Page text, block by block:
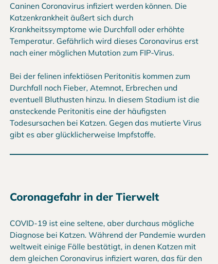
Caninen Coronavirus infiziert werden können. Die
Katzenkrankheit äußert sich durch
Krankheitssymptome wie Durchfall oder erhöhte
Temperatur. Gefährlich wird dieses Coronavirus erst
nach einer möglichen Mutation zum FIP-Virus.
Bei der felinen infektiösen Peritonitis kommen zum
Durchfall noch Fieber, Atemnot, Erbrechen und
eventuell Bluthusten hinzu. In diesem Stadium ist die
ansteckende Peritonitis eine der häufigsten
Todesursachen bei Katzen. Gegen das mutierte Virus
gibt es aber glücklicherweise Impfstoffe.
Coronagefahr in der Tierwelt
COVID-19 ist eine seltene, aber durchaus mögliche
Diagnose bei Katzen. Während der Pandemie wurden
weltweit einige Fälle bestätigt, in denen Katzen mit
dem gleichen Coronavirus infiziert waren, das für den